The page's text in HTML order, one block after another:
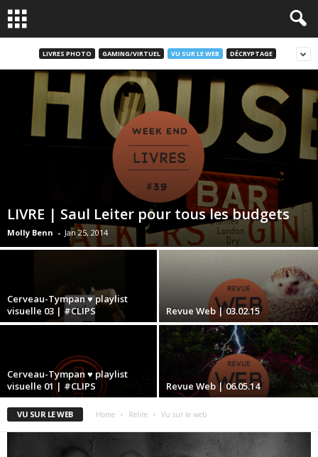
LIVRES PHOTO GAMING/VIRTUEL VU SUR LE WEB DÉCRYPTAGE
LIVRE | Saul Leiter pour tous les budgets
Molly Benn - Jan 25, 2014
Cerveau-Tympan ♥ playlist
visuelle 03 | #CLIPS
Revue Web | 03.02.15
Cerveau-Tympan ♥ playlist
visuelle 01 | #CLIPS
Revue Web | 06.05.14
VU SUR LE WEB Home Relire Vu sur le web